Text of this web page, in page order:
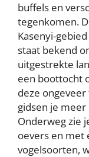
buffels en
tegenkomen.
Kasenyi-
staat bekend
uitgestrekte
een boottocht
deze
gidsen je
Onderweg zie
oevers en met
vogelsoorten,